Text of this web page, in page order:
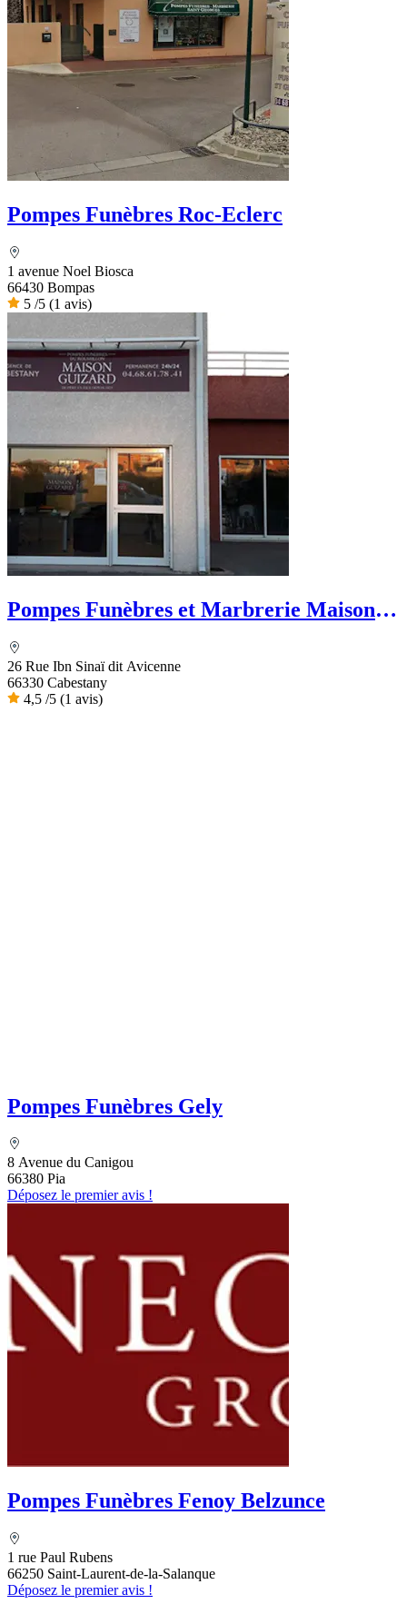
Pompes Funèbres Roc-Eclerc
1 avenue Noel Biosca
66430 Bompas
5 /5 (1 avis)
Pompes Funèbres et Marbrerie Maison
26 Rue Ibn Sinaï dit Avicenne
66330 Cabestany
4,5 /5 (1 avis)
Pompes Funèbres Gely
8 Avenue du Canigou
66380 Pia
Déposez le premier avis !
Pompes Funèbres Fenoy Belzunce
1 rue Paul Rubens
66250 Saint-Laurent-de-la-Salanque
Déposez le premier avis !